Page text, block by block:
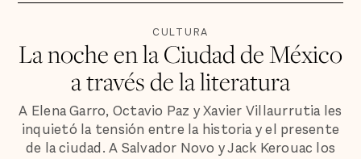
CULTURA
La noche en la Ciudad de México
a través de la literatura
A Elena Garro, Octavio Paz y Xavier Villaurrutia les
inquietó la tensión entre la historia y el presente
de la ciudad. A Salvador Novo y Jack Kerouac los